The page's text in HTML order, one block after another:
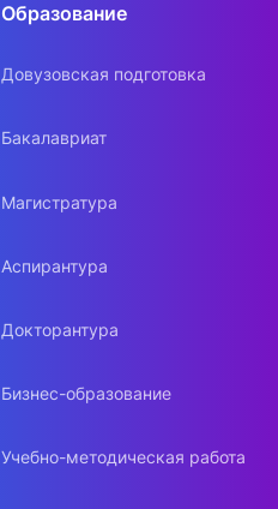
Образование
Довузовская подготовка
Бакалавриат
Магистратура
Аспирантура
Докторантура
Бизнес-образование
Учебно-методическая работа